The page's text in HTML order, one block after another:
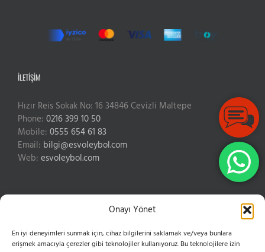
Onayı Yönet
En iyi deneyimleri sunmak için, cihaz bilgilerini saklamak ve/veya bunlara
erişmek amacıyla çerezler gibi teknolojiler kullanıyoruz. Bu teknolojilere izin
İLETIŞIM
Hızır Reis Sokak No: 16 34846 Cevizli Maltepe
Phone: 0216 399 10 50
Mobile: 0555 654 61 83
Email: bilgi@esvoleybol.com
Web: esvoleybol.com
Telif Hakkı 2004-2025 ES Spor Kulübü Derneği | Tüm Hakları Saklıdır